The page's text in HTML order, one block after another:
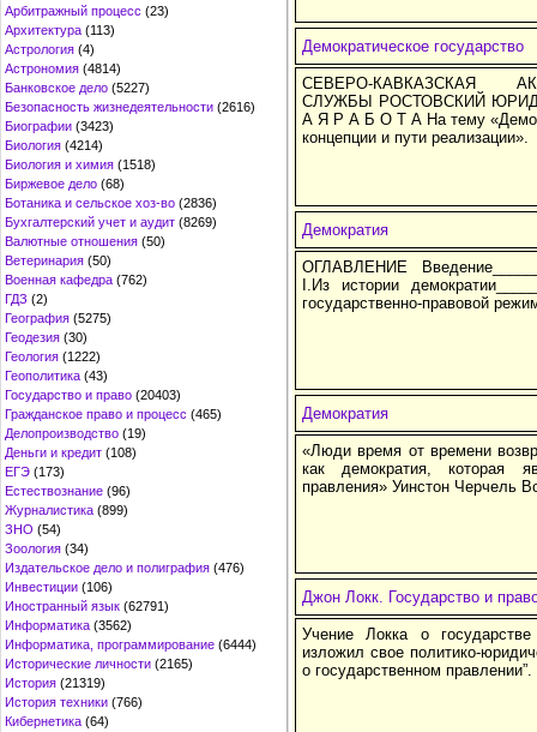
Арбитражный процесс (23)
Архитектура (113)
Астрология (4)
Астрономия (4814)
Банковское дело (5227)
Безопасность жизнедеятельности (2616)
Биографии (3423)
Биология (4214)
Биология и химия (1518)
Биржевое дело (68)
Ботаника и сельское хоз-во (2836)
Бухгалтерский учет и аудит (8269)
Валютные отношения (50)
Ветеринария (50)
Военная кафедра (762)
ГДЗ (2)
География (5275)
Геодезия (30)
Геология (1222)
Геополитика (43)
Государство и право (20403)
Гражданское право и процесс (465)
Делопроизводство (19)
Деньги и кредит (108)
ЕГЭ (173)
Естествознание (96)
Журналистика (899)
ЗНО (54)
Зоология (34)
Издательское дело и полиграфия (476)
Инвестиции (106)
Иностранный язык (62791)
Информатика (3562)
Информатика, программирование (6444)
Исторические личности (2165)
История (21319)
История техники (766)
Кибернетика (64)
Демократическое государство
СЕВЕРО-КАВКАЗСКАЯ
СЛУЖБЫ РОСТОВСКИЙ
А Я Р А Б О Т А На тему
концепции и пути реализации».
Демократия
ОГЛАВЛЕНИЕ
I.Из истории
государственно-правовой
Демократия
«Люди время от времени
как демократия, которая
правления» Уинстон Черчель
Джон Локк. Государство и
Учение Локка о
изложил свое политико-
о государственном правлении”.